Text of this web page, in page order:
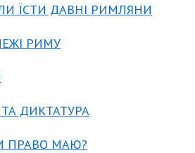
ЇСТИ ДАВНІ РИМЛЯНИ
РИМУ
ТА ДИКТАТУРА
ПРАВО МАЮ?